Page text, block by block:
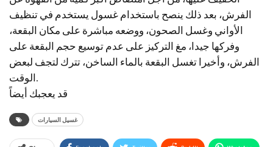
الفرش، بعد ذلك ينصح باستخدام غسول يستخدم في تنظيف
الأواني وغسل الصحون، ووضعه مباشرة على مكان البقعة،
وفركها جيدا، مغ التركيز على عدم توسيع حجم البقعة على
الفرش، وأخيرا تغسل البقعة بالماء الساخن، تترك لتجف لبعض
الوقت.
قد يعجبك أيضاً
غسيل السيارات